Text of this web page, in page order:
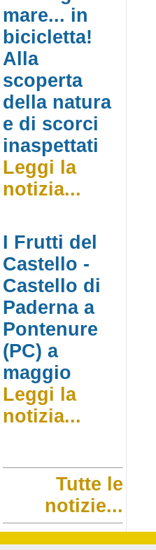
mare... in
bicicletta!
Alla
scoperta
della natura
e di scorci
inaspettati
Leggi la
notizia...
I Frutti del
Castello -
Castello di
Paderna a
Pontenure
(PC) a
maggio
Leggi la
notizia...
Tutte le
notizie...